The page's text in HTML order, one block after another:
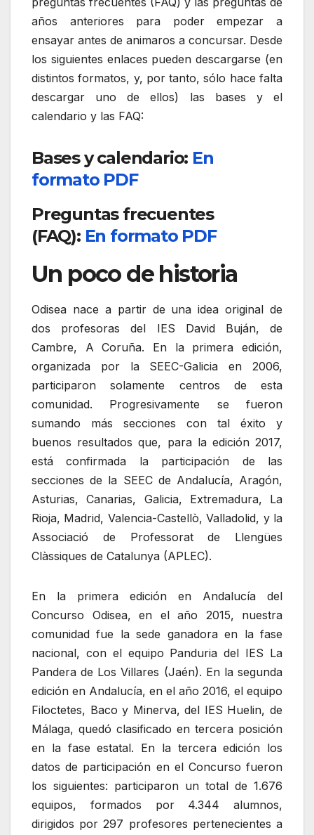
años anteriores para poder empezar a
ensayar antes de animaros a concursar. Desde
los siguientes enlaces pueden descargarse (en
distintos formatos, y, por tanto, sólo hace falta
descargar uno de ellos) las bases y el
calendario y las FAQ:
Bases y calendario: En
formato PDF
Preguntas frecuentes
(FAQ): En formato PDF
Un poco de historia
Odisea nace a partir de una idea original de
dos profesoras del IES David Buján, de
Cambre, A Coruña. En la primera edición,
organizada por la SEEC-Galicia en 2006,
participaron solamente centros de esta
comunidad. Progresivamente se fueron
sumando más secciones con tal éxito y
buenos resultados que, para la edición 2017,
está confirmada la participación de las
secciones de la SEEC de Andalucía, Aragón,
Asturias, Canarias, Galicia, Extremadura, La
Rioja, Madrid, Valencia-Castellò, Valladolid, y la
Associació de Professorat de Llengües
Clàssiques de Catalunya (APLEC).
En la primera edición en Andalucía del
Concurso Odisea, en el año 2015, nuestra
comunidad fue la sede ganadora en la fase
nacional, con el equipo Panduria del IES La
Pandera de Los Villares (Jaén). En la segunda
edición en Andalucía, en el año 2016, el equipo
Filoctetes, Baco y Minerva, del IES Huelin, de
Málaga, quedó clasificado en tercera posición
en la fase estatal. En la tercera edición los
datos de participación en el Concurso fueron
los siguientes: participaron un total de 1.676
equipos, formados por 4.344 alumnos,
dirigidos por 297 profesores pertenecientes a